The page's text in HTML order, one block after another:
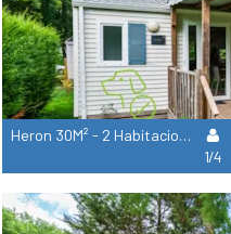
Heron 30M² - 2 Habitaciones
1/4